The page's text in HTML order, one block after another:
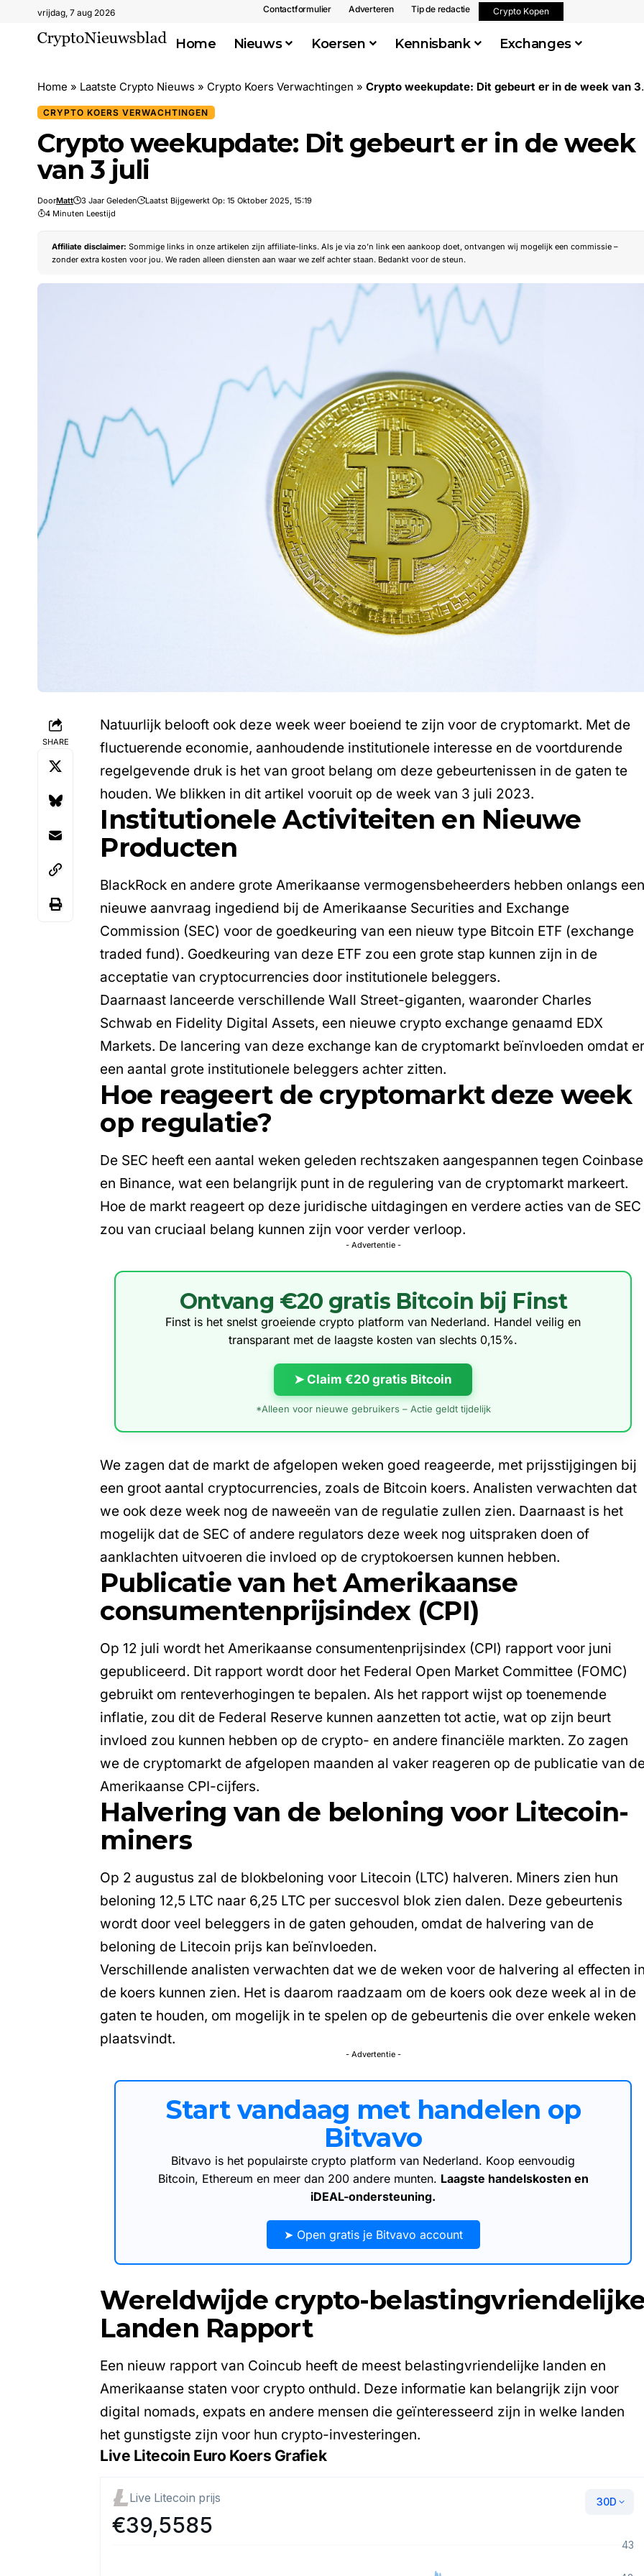
vrijdag, 7 aug 2026 Contactformulier Adverteren Tip de redactie Crypto Kopen
Home Nieuws Koersen Kennisbank Exchanges
Home » Laatste Crypto Nieuws » Crypto Koers Verwachtingen » Crypto weekupdate: Dit gebeurt er in de week van 3 juli
CRYPTO KOERS VERWACHTINGEN
Crypto weekupdate: Dit gebeurt er in de week
van 3 juli
DoorMatt 3 Jaar Geleden
Laatst Bijgewerkt Op: 15 Oktober 2025, 15:19
4 Minuten Leestijd
Affiliate disclaimer: Sommige links in onze artikelen zijn affiliate-links. Als je via zo’n link een aankoop doet, ontvangen wij mogelijk een commissie –
zonder extra kosten voor jou. We raden alleen diensten aan waar we zelf achter staan. Bedankt voor de steun.
SHARE
Natuurlijk belooft ook deze week weer boeiend te zijn voor de cryptomarkt. Met de
fluctuerende economie, aanhoudende institutionele interesse en de voortdurende
regelgevende druk is het van groot belang om deze gebeurtenissen in de gaten te
houden. We blikken in dit artikel vooruit op de week van 3 juli 2023.
Institutionele Activiteiten en Nieuwe
Producten
BlackRock en andere grote Amerikaanse vermogensbeheerders hebben onlangs
nieuwe aanvraag ingediend bij de Amerikaanse Securities and Exchange
Commission (SEC) voor de goedkeuring van een nieuw type Bitcoin ETF (exchange
traded fund). Goedkeuring van deze ETF zou een grote stap kunnen zijn in de
acceptatie van cryptocurrencies door institutionele beleggers.
Daarnaast lanceerde verschillende Wall Street-giganten, waaronder Charles
Schwab en Fidelity Digital Assets, een nieuwe crypto exchange genaamd EDX
Markets. De lancering van deze exchange kan de cryptomarkt beïnvloeden omdat
een aantal grote institutionele beleggers achter zitten.
Hoe reageert de cryptomarkt deze week
op regulatie?
De SEC heeft een aantal weken geleden rechtszaken aangespannen tegen Coinbase
en Binance, wat een belangrijk punt in de regulering van de cryptomarkt markeert.
Hoe de markt reageert op deze juridische uitdagingen en verdere acties van de SEC
zou van cruciaal belang kunnen zijn voor verder verloop.
- Advertentie -
Ontvang €20 gratis Bitcoin bij Finst
Finst is het snelst groeiende crypto platform van Nederland. Handel veilig en
transparant met de laagste kosten van slechts 0,15%.
➤ Claim €20 gratis Bitcoin
*Alleen voor nieuwe gebruikers – Actie geldt tijdelijk
We zagen dat de markt de afgelopen weken goed reageerde, met prijsstijgingen bij
een groot aantal cryptocurrencies, zoals de Bitcoin koers. Analisten verwachten dat
we ook deze week nog de naweeën van de regulatie zullen zien. Daarnaast is het
mogelijk dat de SEC of andere regulators deze week nog uitspraken doen of
aanklachten uitvoeren die invloed op de cryptokoersen kunnen hebben.
Publicatie van het Amerikaanse
consumentenprijsindex (CPI)
Op 12 juli wordt hetAmerikaanse consumentenprijsindex (CPI) rapport voor juni
gepubliceerd. Dit rapport wordt door het Federal Open Market Committee (FOMC)
gebruikt om renteverhogingen te bepalen. Als het rapport wijst op toenemende
inflatie, zou dit de Federal Reserve kunnen aanzetten tot actie, wat op zijn beurt
invloed zou kunnen hebben op de crypto- en andere financiële markten. Zo zagen
we de cryptomarkt de afgelopen maanden al vaker reageren op de publicatie van
Amerikaanse CPI-cijfers.
Halvering van de beloning voor Litecoin-
miners
Op 2 augustus zal de blokbeloning voor Litecoin (LTC) halveren. Miners zien hun
beloning 12,5 LTC naar 6,25 LTC per succesvol blok zien dalen. Deze gebeurtenis
wordt door veel beleggers in de gaten gehouden, omdat de halvering van de
beloning de Litecoin prijs kan beïnvloeden.
Verschillende analisten verwachten dat we de weken voor de halvering al effecten
de koers kunnen zien. Het is daarom raadzaam om de koers ook deze week al in de
gaten te houden, om mogelijk in te spelen op de gebeurtenis die over enkele weken
plaatsvindt.
- Advertentie -
Start vandaag met handelen op
Bitvavo
Bitvavo is het populairste crypto platform van Nederland. Koop eenvoudig
Bitcoin, Ethereum en meer dan 200 andere munten. Laagste handelskosten en
iDEAL-ondersteuning.
➤ Open gratis je Bitvavo account
Wereldwijde crypto-
Landen Rapport
Een nieuw rapport van Coincub heeft de meest belastingvriendelijke landen en
Amerikaanse staten voor crypto onthuld. Deze informatie kan belangrijk zijn voor
digital nomads, expats en andere mensen die geïnteresseerd zijn in welke landen
het gunstigste zijn voor hun crypto-investeringen.
Live Litecoin Euro Koers Grafiek